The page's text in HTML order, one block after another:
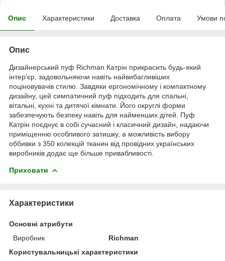
Опис Характеристики Доставка Оплата Умови
Опис
Дизайнерський пуф Richman Катрін прикрасить будь-який
інтер'єр, задовольняючи навіть найвибагливіших
поціновувачів стилю. Завдяки ергономічному і компактному
дизайну, цей симпатичний пуф підходить для спальні,
вітальні, кухні та дитячої кімнати. Його округлі форми
забезпечують безпеку навіть для найменших дітей. Пуф
Катрін поєднує в собі сучасний і класичний дизайн, надаючи
приміщенню особливого затишку, а можливість вибору
оббивки з 350 колекцій тканин від провідних українських
виробників додає ще більше привабливості.
Приховати
Характеристики
Основні атрибути
Виробник
Richman
Користувальницькі характеристики